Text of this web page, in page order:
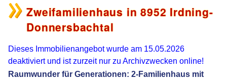
Zweifamilienhaus in 8952 Irdning-
Donnersbachtal
Dieses Immobilienangebot wurde am 15.05.2026
deaktiviert und ist zurzeit nur zu Archivzwecken online!
Raumwunder für Generationen: 2-Familienhaus mit